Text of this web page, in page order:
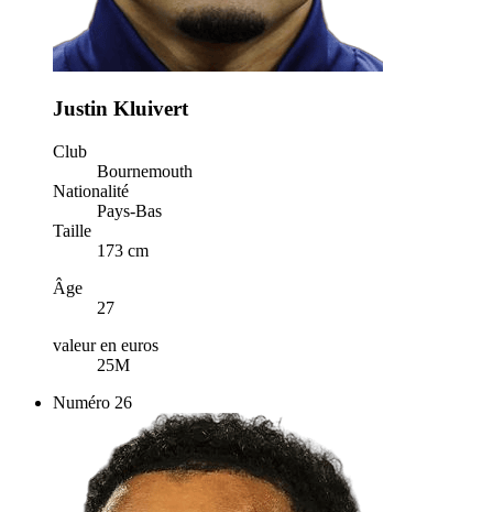
Justin Kluivert
Club
Bournemouth
Nationalité
Pays-Bas
Taille
173 cm
Âge
27
valeur en euros
25M
Numéro 26